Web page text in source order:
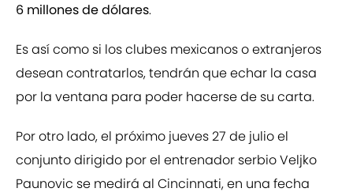
6 millones de dólares.
Es así como si los clubes mexicanos o extranjeros
desean contratarlos, tendrán que echar la casa
por la ventana para poder hacerse de su carta.
Por otro lado, el próximo jueves 27 de julio el
conjunto dirigido por el entrenador serbio Veljko
Paunovic se medirá al Cincinnati, en una fecha